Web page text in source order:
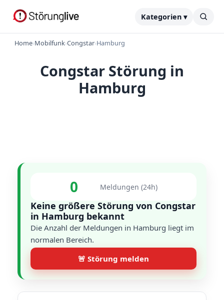
Kategorien ▾
Home›Mobilfunk›Congstar›Hamburg
Congstar Störung in
Hamburg
0 Meldungen (24h)
Keine größere Störung von Congstar
in Hamburg bekannt
Die Anzahl der Meldungen in Hamburg liegt im
normalen Bereich.
🚨 Störung melden